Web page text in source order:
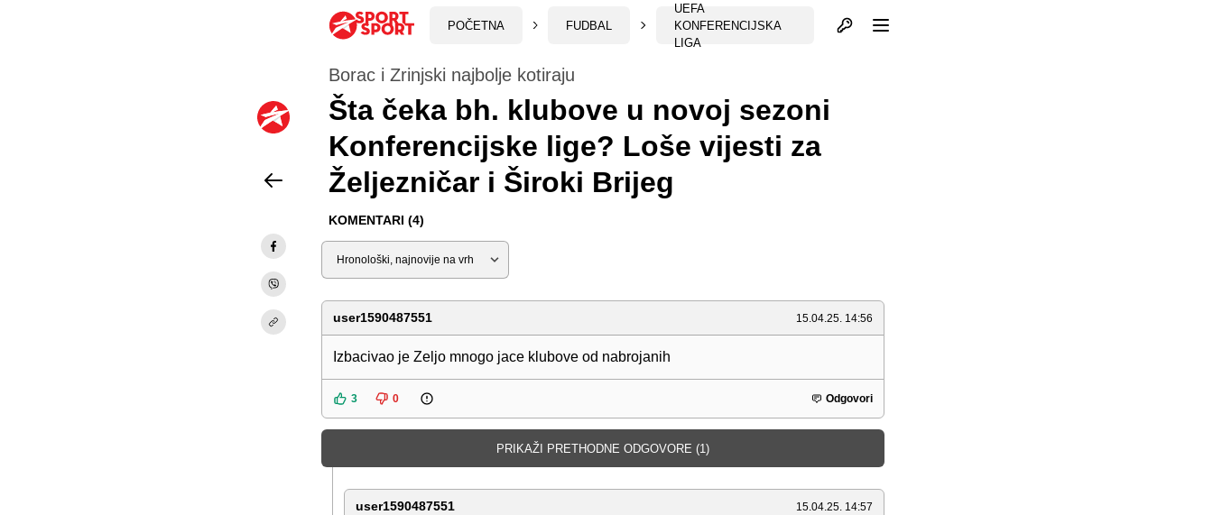
POČETNA FUDBAL
UEFA
KONFERENCIJSKA
LIGA
Otvori profil
Borac i Zrinjski najbolje kotiraju
Šta čeka bh. klubove u novoj sezoni
Konferencijske lige? Loše vijesti za
Željezničar i Široki Brijeg
KOMENTARI (4)
Sortiraj
user1590487551 15.04.25. 14:56
Izbacivao je Zeljo mnogo jace klubove od nabrojanih
3 0 Odgovori
PRIKAŽI PRETHODNE ODGOVORE (1)
user1590487551 15.04.25. 14:57